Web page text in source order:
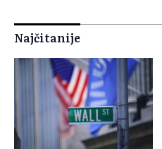
Najčitanije